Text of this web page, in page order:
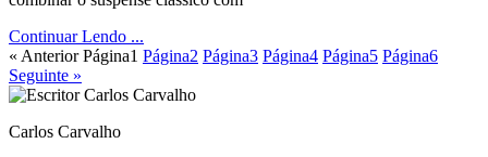
Continuar Lendo ...
« Anterior Página1 Página2 Página3 Página4 Página5 Página6
Seguinte »
Carlos Carvalho